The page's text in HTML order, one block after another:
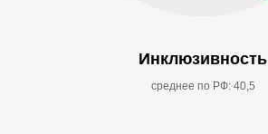
Инклюзивность
среднее по РФ: 40,5